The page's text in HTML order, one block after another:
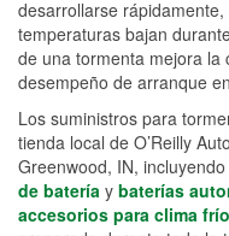
desarrollarse
temperaturas bajan
de una tormenta mejora la
desempeño de arranque
Los suministros para
tienda local de O’Reilly
Greenwood, IN, incluyendo
de batería y baterías
accesorios para clima frío